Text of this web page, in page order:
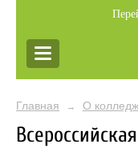
Главная → О